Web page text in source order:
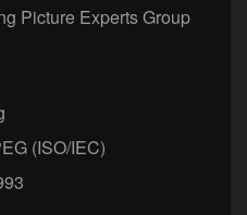
Picture Experts Group
(ISO/IEC)